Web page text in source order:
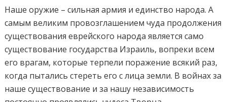
Наше оружие – сильная армия и единство народа. А
самым великим провозглашением чуда продолжения
существования еврейского народа является само
существование государства Израиль, вопреки всем
его врагам, которые терпели поражение всякий раз,
когда пытались стереть его с лица земли. В войнах за
наше существование и за нашу независимость